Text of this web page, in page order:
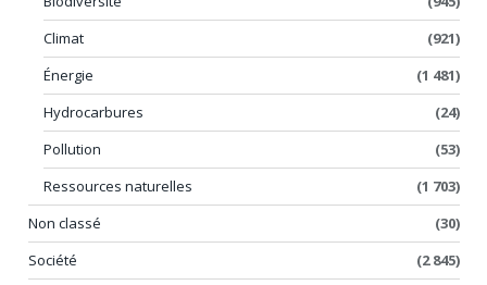
Climat
(921)
Énergie
(1 481)
Hydrocarbures
(24)
Pollution
(53)
Ressources naturelles
(1 703)
Non classé
(30)
Société
(2 845)